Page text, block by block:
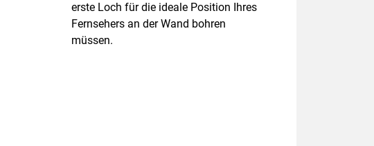
erste Loch für die ideale Position Ihres
Fernsehers an der Wand bohren
müssen.